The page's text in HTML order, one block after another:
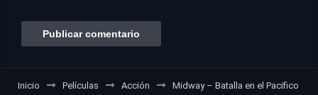
Inicio Películas Acción Midway – Batalla en el Pacifico